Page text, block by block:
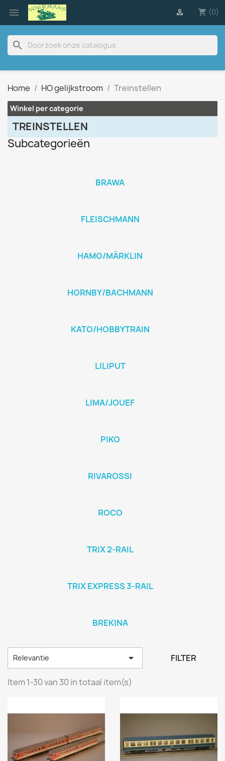
 shopping_cart (0)

search
Home HO gelijkstroom Treinstellen
Winkel per categorie
TREINSTELLEN
Subcategorieën
BRAWA
FLEISCHMANN
HAMO/MÄRKLIN
HORNBY/BACHMANN
KATO/HOBBYTRAIN
LILIPUT
LIMA/JOUEF
PIKO
RIVAROSSI
ROCO
TRIX 2-RAIL
TRIX EXPRESS 3-RAIL
BREKINA
Relevantie  FILTER
Item 1-30 van 30 in totaal item(s)